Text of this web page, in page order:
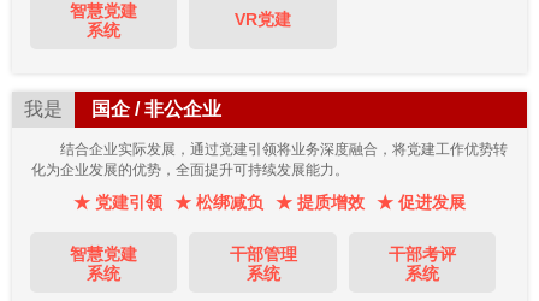
智慧党建
系统
VR党建
我是 国企 / 非公企业
结合企业实际发展，通过党建引领将业务深度融合，将党建工作优势转
化为企业发展的优势，全面提升可持续发展能力。
★ 党建引领 ★ 松绑减负 ★ 提质增效 ★ 促进发展
智慧党建
系统
干部管理
系统
干部考评
系统